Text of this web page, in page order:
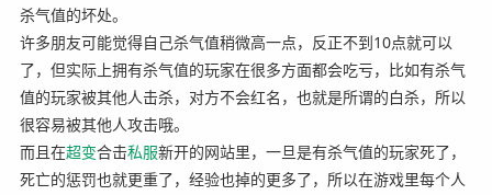
杀气值的坏处。
许多朋友可能觉得自己杀气值稍微高一点，反正不到10点就可以
了，但实际上拥有杀气值的玩家在很多方面都会吃亏，比如有杀气
值的玩家被其他人击杀，对方不会红名，也就是所谓的白杀，所以
很容易被其他人攻击哦。
而且在超变合击私服新开的网站里，一旦是有杀气值的玩家死了，
死亡的惩罚也就更重了，经验也掉的更多了，所以在游戏里每个人